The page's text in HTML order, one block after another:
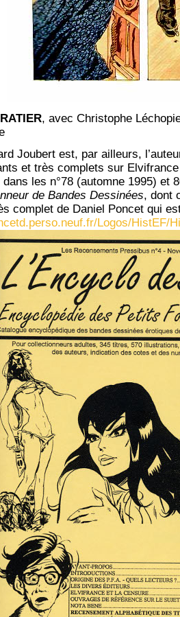
, avec Christophe
Joubert est, par ailleurs,
et très complets sur
les n°78 (automne 1995) et
de Bandes Dessinées, dont
complet de Daniel Poncet qui
Logos/HistEF/